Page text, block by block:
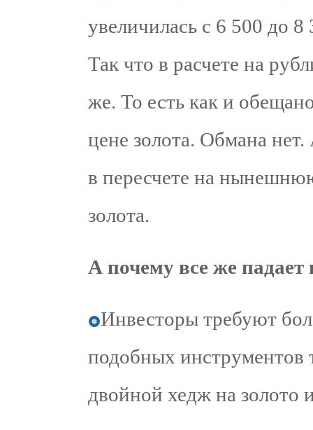
увеличилась с 6 500 до
Так что в расчете на
же. То есть как и
цене золота. Обмана
в пересчете на
золота.
А почему все же
Инвесторы требуют
подобных инструментов
двойной хедж на золото